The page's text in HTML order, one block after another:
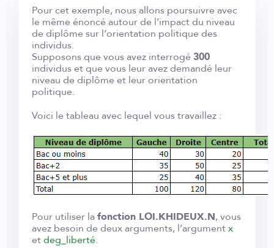
Pour cet exemple, nous allons poursuivre avec
le même énoncé autour de l’impact du niveau
de diplôme sur l’orientation politique des
individus.
Supposons que vous avez interrogé 300
individus et que vous leur avez demandé leur
niveau de diplôme et leur orientation
politique.
Voici le tableau avec lequel vous travaillez :
Pour utiliser lafonction LOI.KHIDEUX.N, vous
avez besoin de deux arguments, l’argumentx
etdeg_liberté.